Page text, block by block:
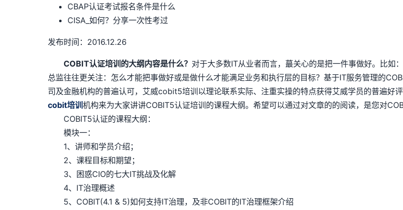
CBAP认证考试报名条件是什么
CISA_如何？分享一次性考过
发布时间：2016.12.26
COBIT认证培训的大纲内容是什么？ 对于大多数IT从业者而言，蕞关心的是把一件事做好。比如
总监往往更关注：怎么才能把事做好或是做什么才能满足业务和执行层的目标？基于IT服务管理的
司及金融机构的普遍认可，艾威cobit5培训以理论联系实际、注重实操的特点获得艾威学员的普遍好
cobit培训机构来为大家讲讲COBIT5认证培训的课程大纲。希望可以通过对文章的的阅读，是您对
COBIT5认证的课程大纲：
模块一：
1、讲师和学员介绍；
2、课程目标和期望；
3、困惑CIO的七大IT挑战及化解
4、IT治理概述
5、COBIT(4.1 & 5)如何支持IT治理，及非COBIT的IT治理框架介绍